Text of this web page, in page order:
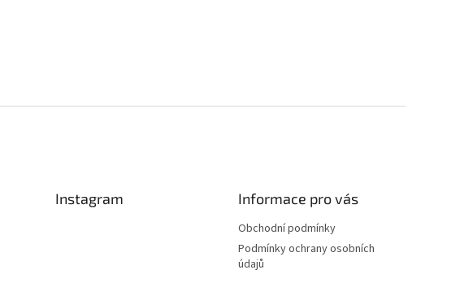
Instagram Informace pro vás
Obchodní podmínky
Podmínky ochrany osobních
údajů